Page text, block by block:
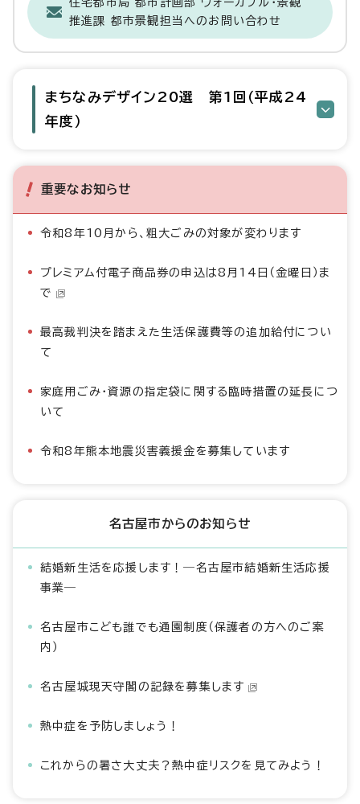
住宅都市局 都市計画部 ウォーカブル・景観
推進課 都市景観担当へのお問い合わせ
まちなみデザイン20選 第1回（平成24
年度）
重要なお知らせ
令和8年10月から、粗大ごみの対象が変わります
プレミアム付電子商品券の申込は8月14日（金曜日）ま
で
最高裁判決を踏まえた生活保護費等の追加給付につい
て
家庭用ごみ・資源の指定袋に関する臨時措置の延長につ
いて
令和8年熊本地震災害義援金を募集しています
名古屋市からのお知らせ
結婚新生活を応援します！―名古屋市結婚新生活応援
事業―
名古屋市こども誰でも通園制度（保護者の方へのご案
内）
名古屋城現天守閣の記録を募集します
熱中症を予防しましょう！
これからの暑さ大丈夫？熱中症リスクを見てみよう！